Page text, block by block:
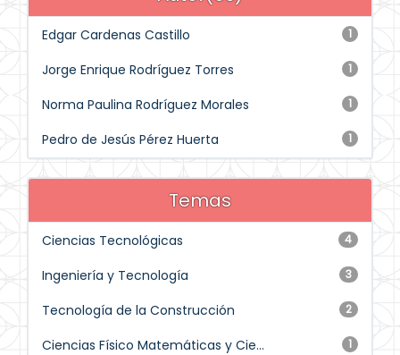
1
Edgar Cardenas Castillo
1
Jorge Enrique Rodríguez Torres
1
Norma Paulina Rodríguez Morales
1
Pedro de Jesús Pérez Huerta
Temas
4
Ciencias Tecnológicas
3
Ingeniería y Tecnología
2
Tecnología de la Construcción
1
Ciencias Físico Matemáticas y Cie...